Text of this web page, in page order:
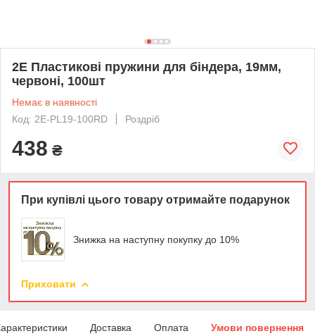
2E Пластикові пружини для біндера, 19мм,
червоні, 100шт
Немає в наявності
Код: 2E-PL19-100RD
Роздріб
438 ₴
При купівлі цього товару отримайте подарунок
Знижка на наступну покупку до 10%
Приховати
Доставка Оплата Умови повернення